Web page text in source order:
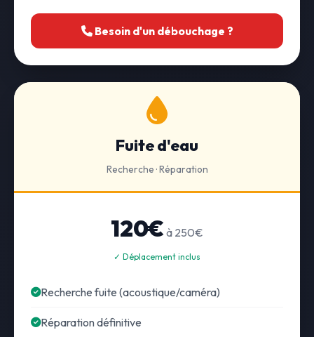
Besoin d'un débouchage ?
Fuite d'eau
Recherche · Réparation
120€ à 250€
✓ Déplacement inclus
Recherche fuite (acoustique/caméra)
Réparation définitive